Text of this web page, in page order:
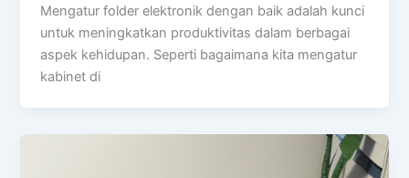
Mengatur folder elektronik dengan baik adalah kunci
untuk meningkatkan produktivitas dalam berbagai
aspek kehidupan. Seperti bagaimana kita mengatur
kabinet di